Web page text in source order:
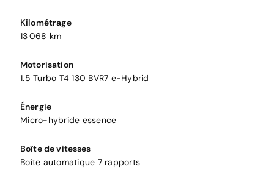
Kilométrage
13 068 km
Motorisation
1.5 Turbo T4 130 BVR7 e-Hybrid
Énergie
Micro-hybride essence
Boîte de vitesses
Boîte automatique 7 rapports